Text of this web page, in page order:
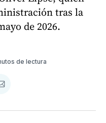
tras la
de 2026.
de lectura
Compartir
Email